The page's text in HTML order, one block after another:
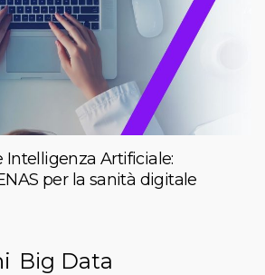
Intelligenza Artificiale:
per la sanità digitale
Big Data